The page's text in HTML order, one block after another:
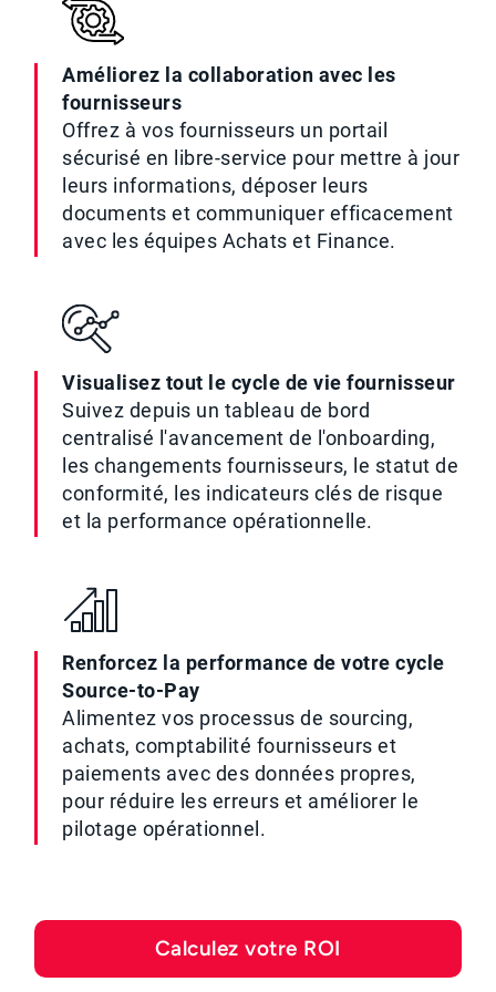
Améliorez la collaboration avec les
fournisseurs
Offrez à vos fournisseurs un portail
sécurisé en libre-service pour mettre à jour
leurs informations, déposer leurs
documents et communiquer efficacement
avec les équipes Achats et Finance.
Visualisez tout le cycle de vie fournisseur
Suivez depuis un tableau de bord
centralisé l'avancement de l'onboarding,
les changements fournisseurs, le statut de
conformité, les indicateurs clés de risque
et la performance opérationnelle.
Renforcez la performance de votre cycle
Source-to-Pay
Alimentez vos processus de sourcing,
achats, comptabilité fournisseurs et
paiements avec des données propres,
pour réduire les erreurs et améliorer le
pilotage opérationnel.
Calculez votre ROI